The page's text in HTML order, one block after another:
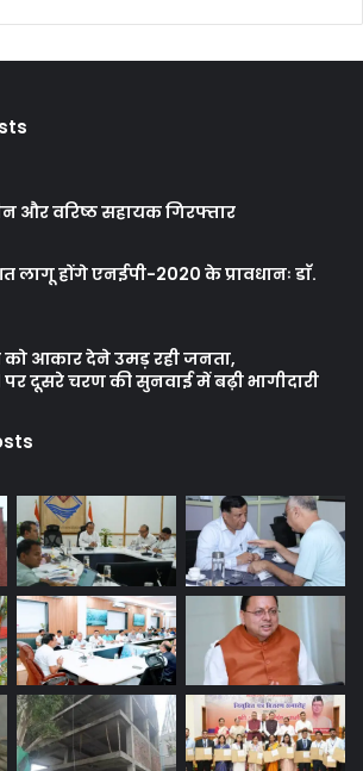
और वरिष्ठ सहायक गिरफ्तार
लागू होंगे एनईपी-2020 के प्रावधानः डाॅ.
को आकार देने उमड़ रही जनता,
दूसरे चरण की सुनवाई में बढ़ी भागीदारी